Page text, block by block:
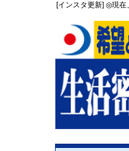
[インスタ更新] ◎現在